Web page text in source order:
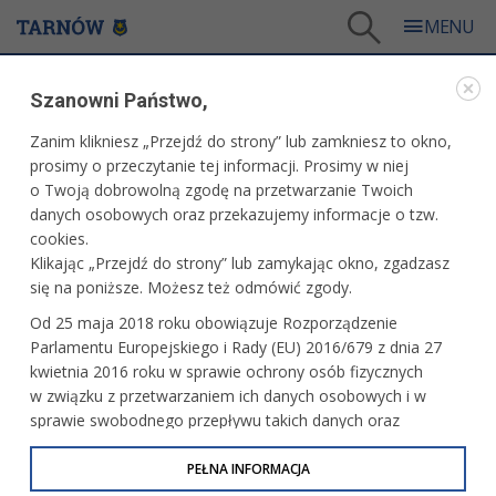
Metal Tarnów - Unia Tarnów
WARTO ZOBACZYĆ
METAL TARNÓW - UNIA TARNÓW
11.11.2020, 14:28 11 listopada 2020 r. fot. Artur Gawle
PRZECZYTAJ O MECZU
Szanowni Państwo,
Zanim klikniesz „Przejdź do strony” lub zamkniesz to okno,
prosimy o przeczytanie tej informacji. Prosimy w niej
o Twoją dobrowolną zgodę na przetwarzanie Twoich
danych osobowych oraz przekazujemy informacje o tzw.
cookies.
Klikając „Przejdź do strony” lub zamykając okno, zgadzasz
się na poniższe. Możesz też odmówić zgody.
Od 25 maja 2018 roku obowiązuje Rozporządzenie
Parlamentu Europejskiego i Rady (EU) 2016/679 z dnia 27
kwietnia 2016 roku w sprawie ochrony osób fizycznych
w związku z przetwarzaniem ich danych osobowych i w
sprawie swobodnego przepływu takich danych oraz
uchylenia dyrektywy 95/46/WE (określane jako RODO, GDPR
lub Ogólne Rozporządzenie o Ochronie Danych
PEŁNA INFORMACJA